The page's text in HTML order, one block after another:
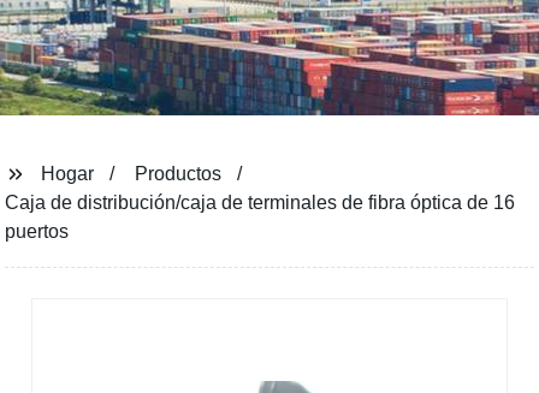
Hogar
Productos
Caja de distribución/caja de terminales de fibra óptica de 16
puertos